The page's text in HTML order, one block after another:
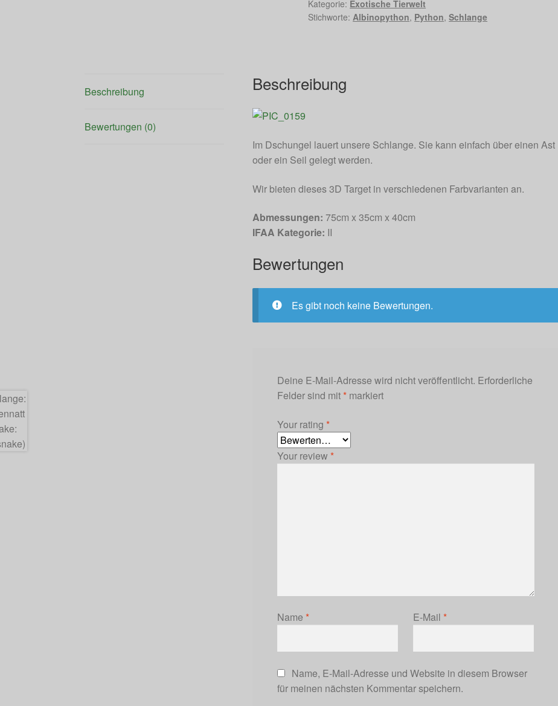
Kategorie: Exotische Tierwelt
Stichworte: Albinopython, Python,Schlange
Beschreibung
Bewertungen (0)
Beschreibung
Im Dschungel lauert unsere Schlange. Sie kann einfach über einen Ast
oder ein Seil gelegt werden.
Wir bieten dieses 3D Target in verschiedenen Farbvarianten an.
Abmessungen: 75cm x 35cm x 40cm
IFAA Kategorie: II
Bewertungen
Es gibt noch keine Bewertungen.
Deine E-Mail-Adresse wird nicht veröffentlicht. Erforderliche
Felder sind mit * markiert
Your rating *
Your review *
Name * E-Mail *
Name, E-Mail-Adresse und Website in diesem Browser
für meinen nächsten Kommentar speichern.